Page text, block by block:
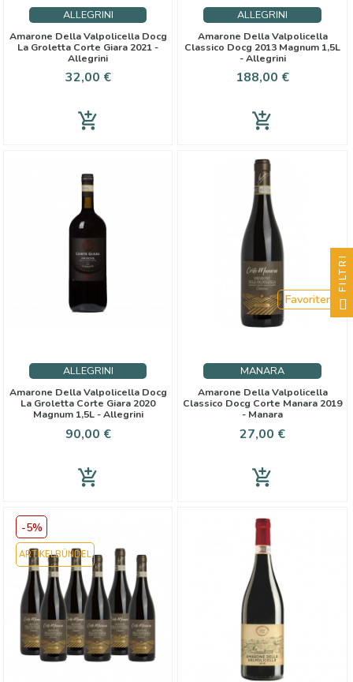
ALLEGRINI
Amarone Della Valpolicella Docg
La Groletta Corte Giara 2021 -
Allegrini
Preis
32,00 €
add_shopping_cart
ALLEGRINI
Amarone Della Valpolicella
Classico Docg 2013 Magnum 1,5L
- Allegrini
Preis
188,00 €
add_shopping_cart
ALLEGRINI
Amarone Della Valpolicella Docg
La Groletta Corte Giara 2020
Magnum 1,5L - Allegrini
Preis
90,00 €
add_shopping_cart
MANARA
Amarone Della Valpolicella
Classico Docg Corte Manara 2019
- Manara
Preis
27,00 €
Favoriten
add_shopping_cart
-5%
ARTIKELBÜNDEL
FILTRI